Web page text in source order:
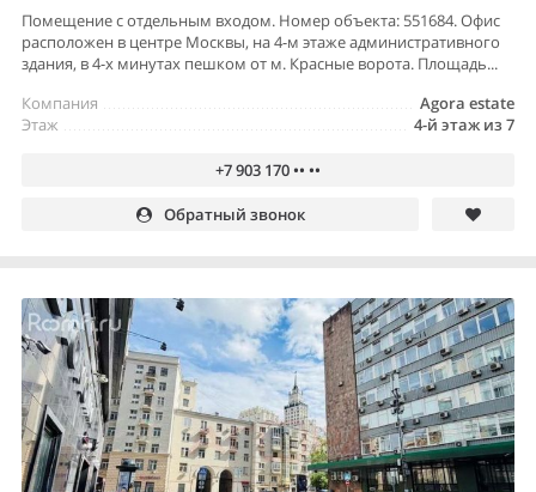
Помещение с отдельным входом. Номер объекта: 551684. Офис
расположен в центре Москвы, на 4-м этаже административного
здания, в 4-х минутах пешком от м. Красные ворота. Площадь...
Agora estate
Компания
4-й этаж из 7
Этаж
+7 903 170 •• ••
Обратный звонок